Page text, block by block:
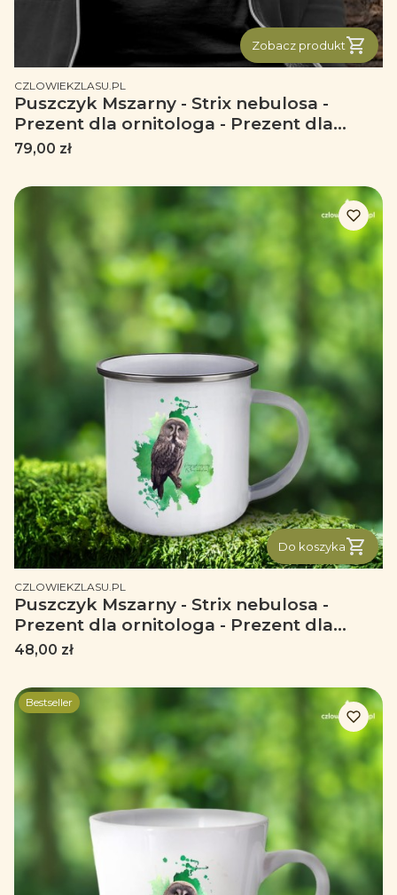
Zobacz produkt
PRODUCENT
CZLOWIEKZLASU.PL
Puszczyk Mszarny - Strix nebulosa -
Prezent dla ornitologa - Prezent dla
przyrodnika - Koszulka
Cena
79,00 zł
Do koszyka
PRODUCENT
CZLOWIEKZLASU.PL
Puszczyk Mszarny - Strix nebulosa -
Prezent dla ornitologa - Prezent dla
przyrodnika - Kubek emaliowany
Cena
48,00 zł
Bestseller